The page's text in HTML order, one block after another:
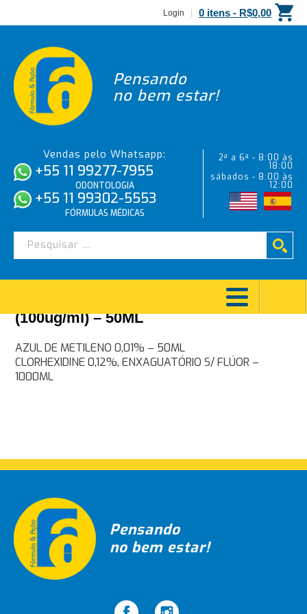
Login 0 itens - R$0,00
Pensando
no bem estar!
Vendas pelo Whatsapp:
+55 11 99277-7955
ODONTOLOGIA
+55 11 99302-5553
FÓRMULAS MÉDICAS
2ª a 6ª - 8:00 às
18:00
sábados - 8:00 às
12:00
AZUL DE O-TOLUIDINA 0,01%
(100ug/ml) – 50ML
Navegação
de
AZUL DE METILENO 0,01% – 50ML
CLORHEXIDINE 0,12%, ENXAGUATÓRIO S/ FLÚOR –
1000ML
Pensando
no bem estar!